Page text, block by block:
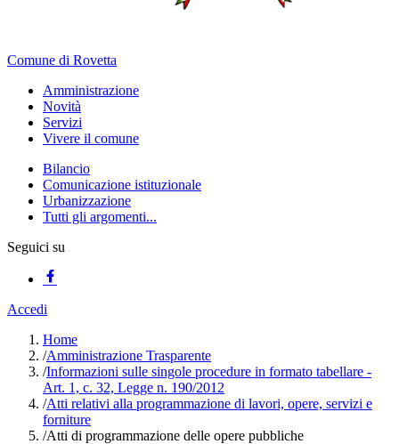
Comune di Rovetta
Amministrazione
Novità
Servizi
Vivere il comune
Bilancio
Comunicazione istituzionale
Urbanizzazione
Tutti gli argomenti...
Seguici su
Accedi
Home
/Amministrazione Trasparente
/Informazioni sulle singole procedure in formato tabellare -
Art. 1, c. 32, Legge n. 190/2012
/Atti relativi alla programmazione di lavori, opere, servizi e
forniture
/Atti di programmazione delle opere pubbliche